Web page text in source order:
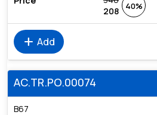
208
40%
add Add
AC.TR.PO.00074
B67